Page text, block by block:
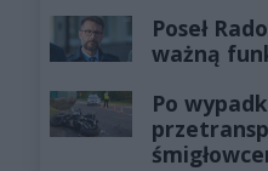
Poseł
ważną
Po